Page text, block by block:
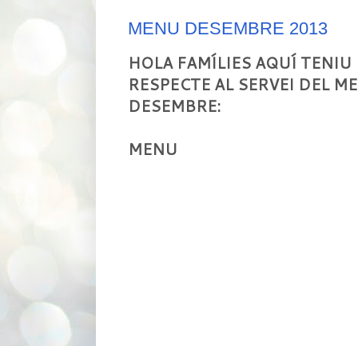
MENU DESEMBRE 2013
HOLA FAMÍLIES AQUÍ
RESPECTE AL SERVEI DEL
DESEMBRE:
MENU